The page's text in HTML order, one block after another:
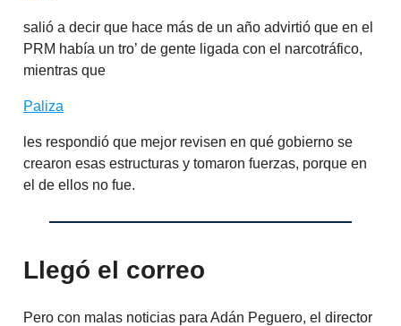
salió a decir que hace más de un año advirtió que en el
PRM había un tro’ de gente ligada con el narcotráfico,
mientras que
Paliza
les respondió que mejor revisen en qué gobierno se
crearon esas estructuras y tomaron fuerzas, porque en
el de ellos no fue.
Llegó el correo
Pero con malas noticias para Adán Peguero, el director